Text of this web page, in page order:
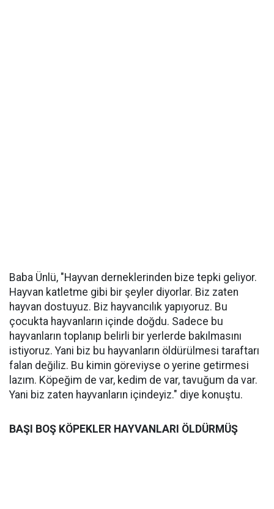
Baba Ünlü, "Hayvan derneklerinden bize tepki geliyor.
Hayvan katletme gibi bir şeyler diyorlar. Biz zaten
hayvan dostuyuz. Biz hayvancılık yapıyoruz. Bu
çocukta hayvanların içinde doğdu. Sadece bu
hayvanların toplanıp belirli bir yerlerde bakılmasını
istiyoruz. Yani biz bu hayvanların öldürülmesi taraftarı
falan değiliz. Bu kimin göreviyse o yerine getirmesi
lazım. Köpeğim de var, kedim de var, tavuğum da var.
Yani biz zaten hayvanların içindeyiz." diye konuştu.
BAŞI BOŞ KÖPEKLER HAYVANLARI ÖLDÜRMÜŞ